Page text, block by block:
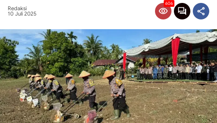
Redaksi
10 Juli 2025
606